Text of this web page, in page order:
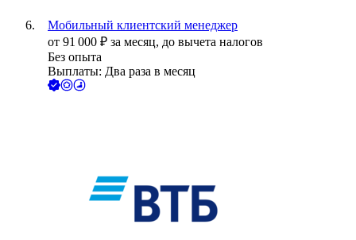
Мобильный клиентский менеджер
от 91 000 ₽ за месяц, до вычета налогов
Без опыта
Выплаты: Два раза в месяц